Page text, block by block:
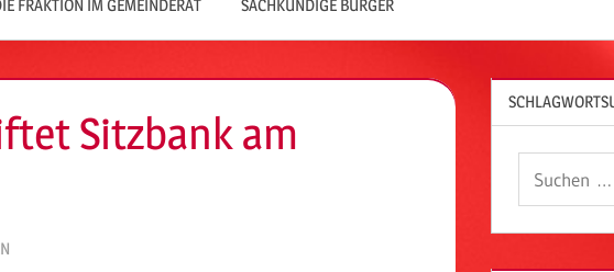
FRAKTION IM GEMEINDERAT SACHKUNDIGE BÜRGER
Sitzbank am